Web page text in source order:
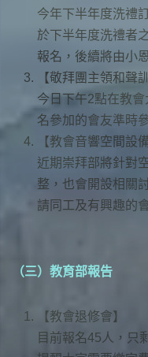
今年下半年度洗禮
於下半年度洗禮者
報名，後續將由小
【敬拜團主領和聲
今日下午2點在教
名參加的會友準時
【教會音響空間設
近期崇拜部將針對
整，也會開設相關
請同工及有興趣的
（三）教育部報告
【教會退修會】
目前報名45人，只